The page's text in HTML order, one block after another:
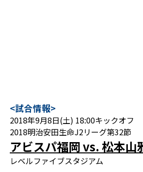
<試合情報>
2018年9月8日(土) 18:00キックオフ
2018明治安田生命J2リーグ第32節
アビスパ福岡 vs. 松本山
レベルファイブスタジアム